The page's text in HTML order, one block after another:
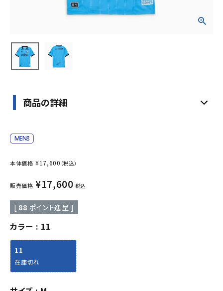
商品の詳細
本体価格 ¥17,600 （税込）
販売価格 ¥17,600 税込
[ 88 ポイント進呈 ]
カラー 11
11
在庫切れ